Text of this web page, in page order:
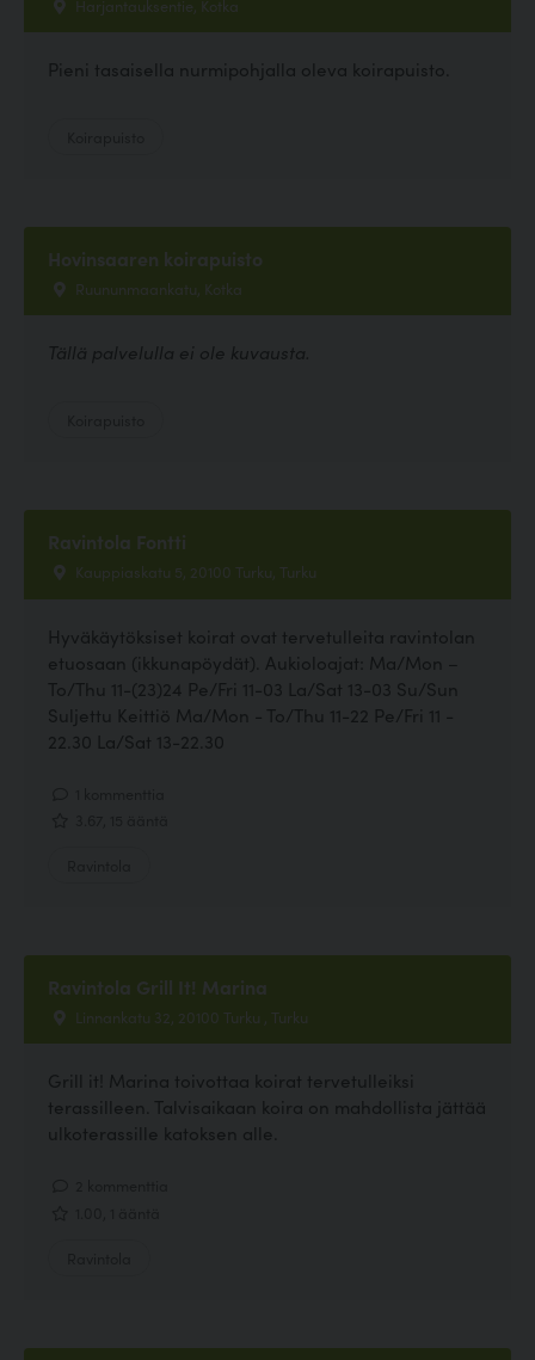
Harjantauksentie, Kotka
Pieni tasaisella nurmipohjalla oleva koirapuisto.
Hovinsaaren koirapuisto
Ruununmaankatu, Kotka
Tällä palvelulla ei ole kuvausta.
Ravintola Fontti
Kauppiaskatu 5, 20100 Turku, Turku
Hyväkäytöksiset koirat ovat tervetulleita ravintolan
etuosaan (ikkunapöydät). Aukioloajat: Ma/Mon –
To/Thu 11-(23)24 Pe/Fri 11-03 La/Sat 13-03 Su/Sun
Suljettu Keittiö Ma/Mon - To/Thu 11-22 Pe/Fri 11 -
22.30 La/Sat 13-22.30
Ravintola Grill It! Marina
Linnankatu 32, 20100 Turku , Turku
Grill it! Marina toivottaa koirat tervetulleiksi
terassilleen. Talvisaikaan koira on mahdollista jättää
ulkoterassille katoksen alle.